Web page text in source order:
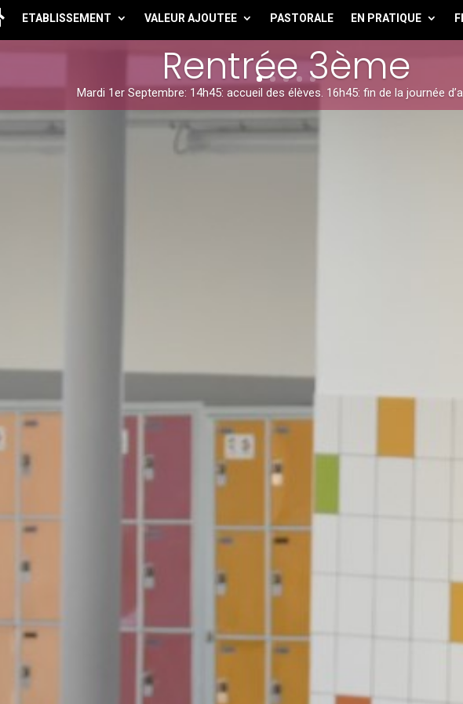
ETABLISSEMENT VALEUR AJOUTEE PASTORALE EN PRATIQUE
Rentrée 3ème
Mardi 1er Septembre: 14h45: accueil des élèves. 16h45: fin de la journée